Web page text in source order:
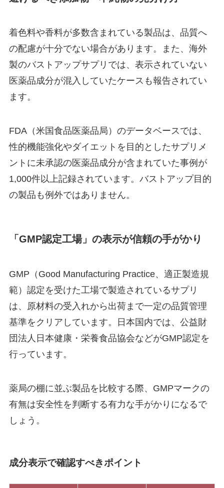
着色料や香料が多数含まれている製品は、品質へ
の配慮が十分でない場合があります。また、海外
製のバストアップサプリでは、表示されていない
医薬品成分が混入していたケースも報告されてい
ます。
FDA（米国食品医薬品局）のデータベースでは、
性的機能強化やダイエットを目的としたサプリメ
ントに未承認の医薬品成分が含まれていた事例が
1,000件以上記録されています。バストアップ目的
の製品も例外ではありません。
「GMP認定工場」の表示が信頼の手がかり
GMP（Good Manufacturing Practice、適正製造規
範）認定を受けた工場で製造されているサプリ
は、原材料の受入れから出荷まで一定の品質管理
基準をクリアしています。日本国内では、公益財
団法人日本健康・栄養食品協会などがGMP認定を
行っています。
薬局の棚に並ぶ製品を比較する際、GMPマークの
有無は安全性を判断する有力な手がかりになるで
しょう。
成分表示で確認すべきポイント